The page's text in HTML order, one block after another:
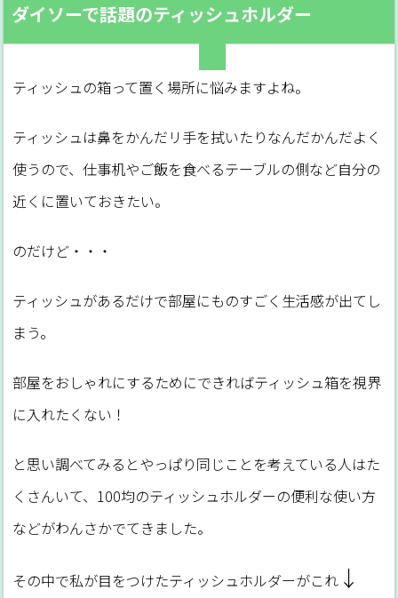
ダイソーで話題のティッシュホルダー
ティッシュの箱って置く場所に悩みますよね。
ティッシュは鼻をかんだリ手を拭いたりなんだかんだよく
使うので、仕事机やご飯を食べるテーブルの側など自分の
近くに置いておきたい。
のだけど・・・
ティッシュがあるだけで部屋にものすごく生活感が出てし
まう。
部屋をおしゃれにするためにできればティッシュ箱を視界
に入れたくない！
と思い調べてみるとやっぱり同じことを考えている人はた
くさんいて、100均のティッシュホルダーの便利な使い方
などがわんさかでてきました。
その中で私が目をつけたティッシュホルダーがこれ ↓